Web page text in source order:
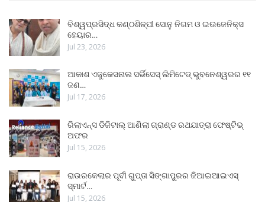
ବିଶ୍ୱପ୍ରସିଦ୍ଧ କଣ୍ଠଶିଳ୍ପୀ ସୋନୁ ନିଗମ ଓ ଇଉଜେନିକ୍ସ
ହେୟାର…
Jul 23, 2026
ଆକାଶ ଏଜୁକେସନାଲ ସର୍ଭିସେସ୍ ଲିମିଟେଡ୍ ଭୁବନେଶ୍ୱରର ୧୧
ଜଣ…
Jul 17, 2026
ରିଲାଏନ୍ସ ଡିଜିଟାଲ୍ ଆଣିଲା ଗ୍ରାଣ୍ଡ ରଥଯାତ୍ରା ଫେଷ୍ଟିଭ୍
ଅଫର
Jul 15, 2026
ରାଉରକେଲାର ପୂର୍ବୀ ଗୁପ୍ତା ସିଙ୍ଗାପୁରର ଜିଆଇଆଇଏସ୍
ସ୍ମାର୍ଟ…
Jul 15, 2026